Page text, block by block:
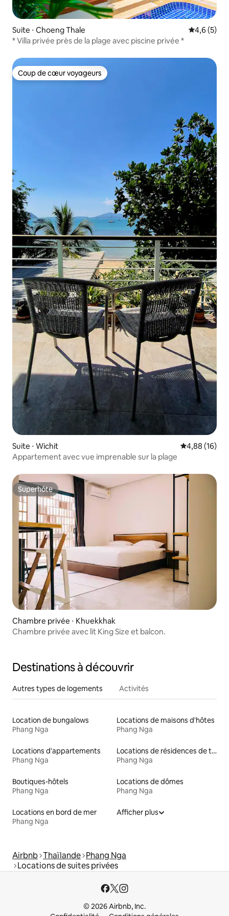
Suite ⋅ Choeng Thale Évaluation
4,6 (5)
* Villa privée près de la plage avec piscine privée *
Coup de cœur voyageurs
Coup de cœur voyageurs
Suite ⋅ Wichit Évaluation
4,88 (16)
Appartement avec vue imprenable sur la plage
Superhôte
Superhôte
Chambre privée ⋅ Khuekkhak
Chambre privée avec lit King Size et balcon.
Destinations à découvrir
Autres types de logements Activités
Location de bungalows
Phang Nga
Locations de maisons d'hôtes
Phang Nga
Locations d'appartements
Phang Nga
Locations de résidences de tourisme
Phang Nga
Boutiques-hôtels
Phang Nga
Locations de dômes
Phang Nga
Locations en bord de mer
Phang Nga
Afficher plus
Airbnb Thaïlande Phang Nga
Locations de suites privées
© 2026 Airbnb, Inc.